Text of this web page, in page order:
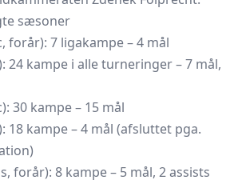
sæsoner
forår): 7 ligakampe – 4 mål
24 kampe i alle turneringer – 7 mål,
30 kampe – 15 mål
18 kampe – 4 mål (afsluttet pga.
forår): 8 kampe – 5 mål, 2 assists